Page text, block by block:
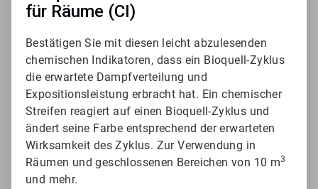
für Räume (CI)
Bestätigen Sie mit diesen leicht abzulesenden
chemischen Indikatoren, dass ein Bioquell-Zyklus
die erwartete Dampfverteilung und
Expositionsleistung erbracht hat. Ein chemischer
Streifen reagiert auf einen Bioquell-Zyklus und
ändert seine Farbe entsprechend der erwarteten
Wirksamkeit des Zyklus. Zur Verwendung in
Räumen und geschlossenen Bereichen von 10 m3
und mehr.